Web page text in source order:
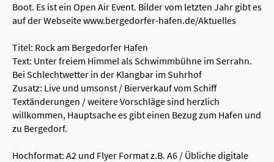
Boot. Es ist ein Open Air Event. Bilder vom letzten Jahr gibt es
auf der Webseite www.bergedorfer-hafen.de/Aktuelles
Titel: Rock am Bergedorfer Hafen
Text: Unter freiem Himmel als Schwimmbühne im Serrahn.
Bei Schlechtwetter in der Klangbar im Suhrhof
Zusatz: Live und umsonst / Bierverkauf vom Schiff
Textänderungen / weitere Vorschläge sind herzlich
willkommen, Hauptsache es gibt einen Bezug zum Hafen und
zu Bergedorf.
Hochformat: A2 und Flyer Format z.B. A6 / Übliche digitale